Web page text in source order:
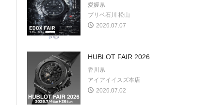
愛媛県
プリベ石川 松山
2026.07.07
HUBLOT FAIR 2026
香川県
アイアイイスズ本店
2026.07.02